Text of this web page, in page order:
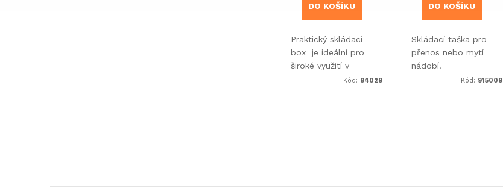
DO KOŠÍKU
Praktický skládací
box je ideální pro
široké využití v
domácnostech,
Kód: 94029
DO KOŠÍKU
Skládací taška pro
přenos nebo mytí
nádobí.
Kód: 915009